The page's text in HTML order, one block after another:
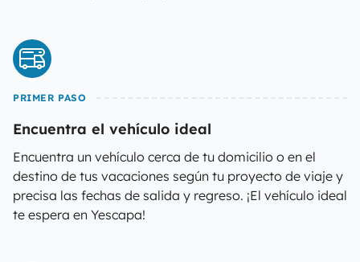
PRIMER PASO
Encuentra el vehículo ideal
Encuentra un vehículo cerca de tu domicilio o en el
destino de tus vacaciones según tu proyecto de viaje y
precisa las fechas de salida y regreso. ¡El vehículo ideal
te espera en Yescapa!